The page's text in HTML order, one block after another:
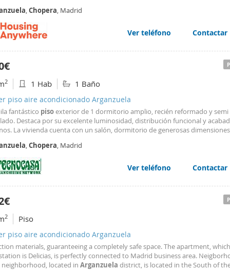
laundromats just 100 meters away (in addition to the
,Chopera, Madrid
Ver teléfono Contactar
2 1 Hab 1 Baño
piso aire acondicionado Arganzuela
fantástico pisoexterior de 1 dormitorio amplio, recién reformado y semi
Destaca por su excelente luminosidad, distribución funcional y
La vivienda cuenta con un salón, dormitorio de generosas
de suelo de tarima, aire acondicionado
,Chopera, Madrid
Ver teléfono Contactar
2 Piso
piso aire acondicionado Arganzuela
materials, guaranteeing a completely safe space. The apartment,
is Delicias, is perfectly connected to Madrid business area.
neighborhood, located in Arganzuela district, is located in the South of